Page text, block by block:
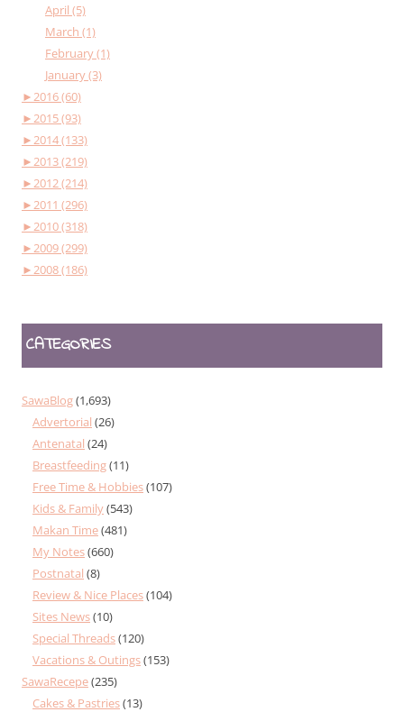
April (5)
March (1)
February (1)
January (3)
►2016 (60)
►2015 (93)
►2014 (133)
►2013 (219)
►2012 (214)
►2011 (296)
►2010 (318)
►2009 (299)
►2008 (186)
CATEGORIES
SawaBlog(1,693)
Advertorial (26)
Antenatal (24)
Breastfeeding(11)
Free Time & Hobbies(107)
Kids & Family(543)
Makan Time(481)
My Notes(660)
Postnatal (8)
Review & Nice Places(104)
Sites News(10)
Special Threads(120)
Vacations & Outings(153)
SawaRecepe(235)
Cakes & Pastries(13)